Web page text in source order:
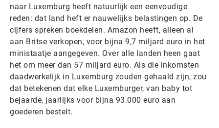
naar Luxemburg heeft natuurlijk een eenvoudige
reden: dat land heft er nauwelijks belastingen op. De
cijfers spreken boekdelen. Amazon heeft, alleen al
aan Britse verkopen, voor bijna 9,7 miljard euro in het
ministaatje aangegeven. Over alle landen heen gaat
het om meer dan 57 miljard euro. Als die inkomsten
daadwerkelijk in Luxemburg zouden gehaald zijn, zou
dat betekenen dat elke Luxemburger, van baby tot
bejaarde, jaarlijks voor bijna 93.000 euro aan
goederen bestelt.